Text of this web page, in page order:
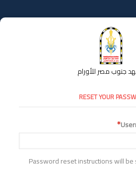
جنوب مصر للأورام
RESET YOUR
Password reset instructions will